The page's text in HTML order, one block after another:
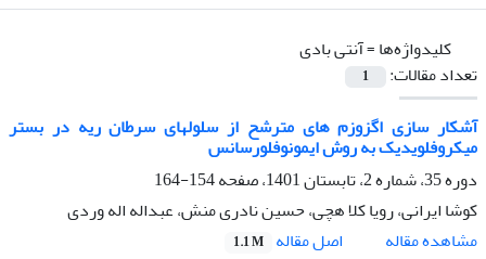
کلیدواژه‌ها =آنتی بادی
تعداد مقالات:
1
آشکار سازی اگزوزم های مترشح از سلولهای سرطان ریه در بستر
میکروفلویدیک به روش ایمونوفلورسانس
دوره 35، شماره 2، تابستان 1401، صفحه
154-164
کوشا ایرانی، رویا کلا هچی، حسین نادری منش، عبداله اله وردی
مشاهده مقاله
اصل مقاله 1.1 M